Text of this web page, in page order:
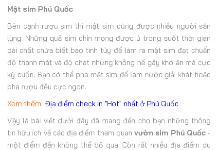
Mật sim Phú Quốc
Bên cạnh rượu sim thì mật sim cũng được nhiều người săn
lùng. Những quả sim chín mọng được ủ trong suốt thời gian
dài chất chứa biết bao tinh túy để làm ra mật sim đạt chuẩn
độ thanh mát và độ chát nhưng không hề gây khó ăn mà cực
kỳ cuốn. Bạn có thể pha mật sim để làm nước giải khát hoặc
pha rượu đều cực ngon.
Xem thêm: Địa điểm check in "Hot" nhất ở Phú Quốc
Vậy là bài viết dưới đây đã mang đến cho bạn những thông
tin hữu ích về các địa điểm tham quanvườn sim Phú Quốc-
một điểm đến không thể bỏ qua. Còn rất nhiều địa điểm du